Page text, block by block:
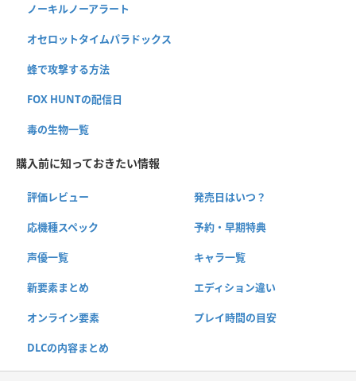
ノーキルノーアラート
オセロットタイムパラドックス
蜂で攻撃する方法
FOX HUNTの配信日
毒の生物一覧
購入前に知っておきたい情報
評価レビュー 発売日はいつ？
応機種スペック 予約・早期特典
声優一覧 キャラ一覧
新要素まとめ エディション違い
オンライン要素 プレイ時間の目安
DLCの内容まとめ